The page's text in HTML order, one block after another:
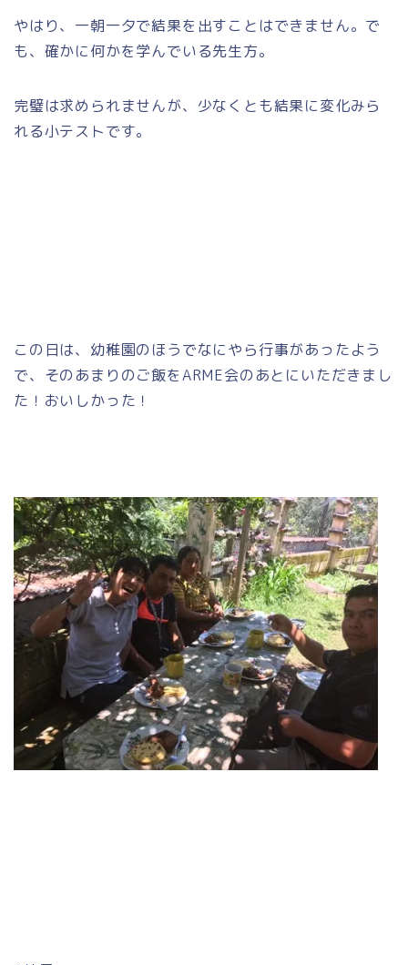
やはり、一朝一夕で結果を出すことはできません。で
も、確かに何かを学んでいる先生方。
完璧は求められませんが、少なくとも結果に変化みら
れる小テストです。
この日は、幼稚園のほうでなにやら行事があったよう
で、そのあまりのご飯をARME会のあとにいただきまし
た！おいしかった！